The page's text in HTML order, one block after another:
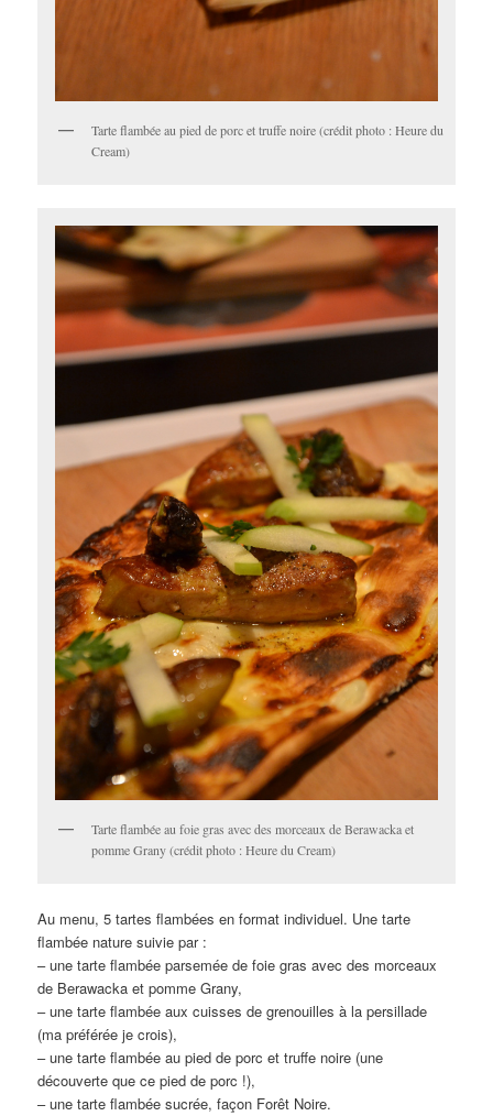
Tarte flambée au pied de porc et truffe noire (crédit photo : Heure du
Cream)
Tarte flambée au foie gras avec des morceaux de Berawacka et
pomme Grany (crédit photo : Heure du Cream)
Au menu, 5 tartes flambées en format individuel. Une tarte
flambée nature suivie par :
– une tarte flambée parsemée de foie gras avec des morceaux
de Berawacka et pomme Grany,
– une tarte flambée aux cuisses de grenouilles à la persillade
(ma préférée je crois),
– une tarte flambée au pied de porc et truffe noire (une
découverte que ce pied de porc !),
– une tarte flambée sucrée, façon Forêt Noire.